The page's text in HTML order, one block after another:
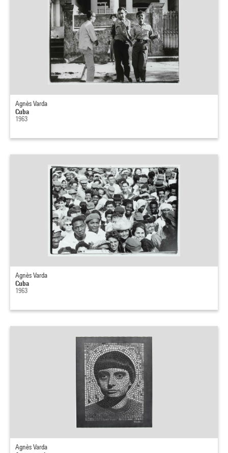
Agnès Varda
Cuba
1963
Agnès Varda
Cuba
1963
Agnès Varda